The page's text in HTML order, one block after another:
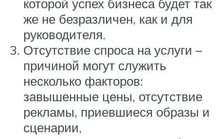
которой успех бизнеса будет так
же не безразличен, как и для
руководителя.
Отсутствие спроса на услуги –
причиной могут служить
несколько факторов:
завышенные цены, отсутствие
рекламы, приевшиеся образы и
сценарии,